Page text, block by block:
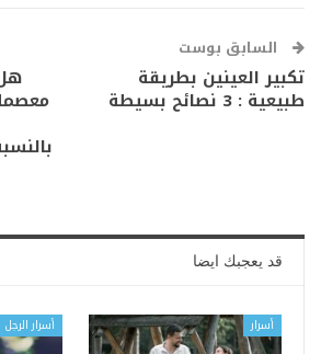
السابق بوست
تكبير العينين بطريقة
طبيعية : 3 نصائح بسيطة
قد يعجبك ايضا
أسرار أسرار